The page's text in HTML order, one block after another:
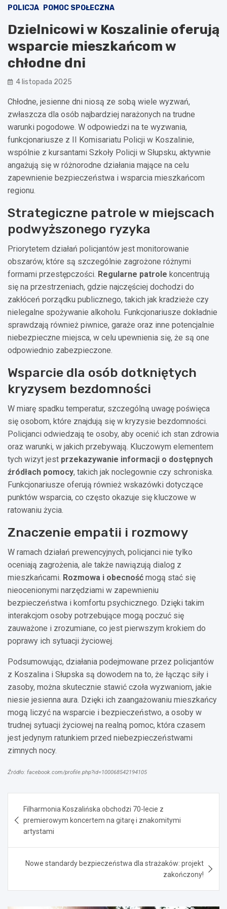
POLICJA POMOC SPOŁECZNA
Dzielnicowi w Koszalinie oferują
wsparcie mieszkańcom w
chłodne dni
4 listopada 2025
Chłodne, jesienne dni niosą ze sobą wiele wyzwań,
zwłaszcza dla osób najbardziej narażonych na trudne
warunki pogodowe. W odpowiedzi na te wyzwania,
funkcjonariusze z II Komisariatu Policji w Koszalinie,
wspólnie z kursantami Szkoły Policji w Słupsku, aktywnie
angażują się w różnorodne działania mające na celu
zapewnienie bezpieczeństwa i wsparcia mieszkańcom
regionu.
Strategiczne patrole w miejscach
podwyższonego ryzyka
Priorytetem działań policjantów jest monitorowanie
obszarów, które są szczególnie zagrożone różnymi
formami przestępczości. Regularne patrole koncentrują
się na przestrzeniach, gdzie najczęściej dochodzi do
zakłóceń porządku publicznego, takich jak kradzieże czy
nielegalne spożywanie alkoholu. Funkcjonariusze dokładnie
sprawdzają również piwnice, garaże oraz inne potencjalnie
niebezpieczne miejsca, w celu upewnienia się, że są one
odpowiednio zabezpieczone.
Wsparcie dla osób dotkniętych
kryzysem bezdomności
W miarę spadku temperatur, szczególną uwagę poświęca
się osobom, które znajdują się w kryzysie bezdomności.
Policjanci odwiedzają te osoby, aby ocenić ich stan zdrowia
oraz warunki, w jakich przebywają. Kluczowym elementem
tych wizyt jest przekazywanie informacji o dostępnych
źródłach pomocy, takich jak noclegownie czy schroniska.
Funkcjonariusze oferują również wskazówki dotyczące
punktów wsparcia, co często okazuje się kluczowe w
ratowaniu życia.
Znaczenie empatii i rozmowy
W ramach działań prewencyjnych, policjanci nie tylko
oceniają zagrożenia, ale także nawiązują dialog z
mieszkańcami. Rozmowa i obecność mogą stać się
nieocenionymi narzędziami w zapewnieniu
bezpieczeństwa i komfortu psychicznego. Dzięki takim
interakcjom osoby potrzebujące mogą poczuć się
zauważone i zrozumiane, co jest pierwszym krokiem do
poprawy ich sytuacji życiowej.
Podsumowując, działania podejmowane przez policjantów
z Koszalina i Słupska są dowodem na to, że łącząc siły i
zasoby, można skutecznie stawić czoła wyzwaniom, jakie
niesie jesienna aura. Dzięki ich zaangażowaniu mieszkańcy
mogą liczyć na wsparcie i bezpieczeństwo, a osoby w
trudnej sytuacji życiowej na realną pomoc, która czasem
jest jedynym ratunkiem przed niebezpieczeństwami
zimnych nocy.
Źródło: facebook.com/profile.php?id=100068542194105
wpisu
Filharmonia Koszalińska obchodzi 70-lecie z
premierowym koncertem na gitarę i znakomitymi
artystami
Nowe standardy bezpieczeństwa dla strażaków: projekt
zakończony!